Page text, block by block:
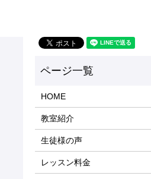
HOME
教室紹介
生徒様の声
レッスン料金